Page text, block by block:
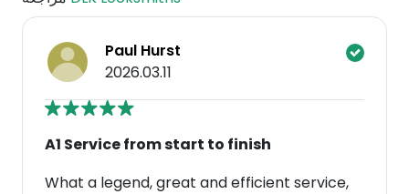
Paul Hurst
2026.03.11
A1 Service from start to finish
What a legend, great and efficient service,